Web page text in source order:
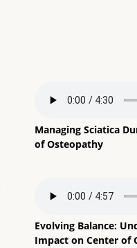
Managing Sciatica
of Osteopathy
Evolving Balance:
Impact on Center of